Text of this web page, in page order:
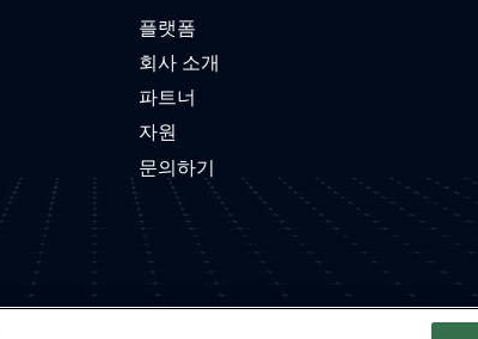
플랫폼
회사 소개
파트너
자원
문의하기